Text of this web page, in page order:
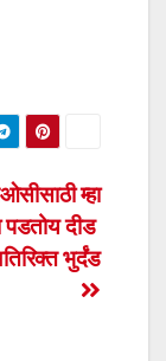
म्हा
पडतोय दीड
भुर्दंड